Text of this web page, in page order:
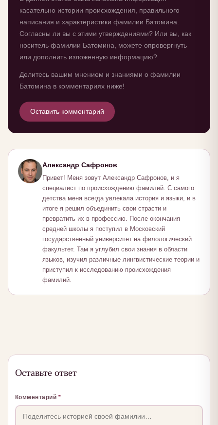
касательно истории происхождения, правильного
написания и характеристики фамилии Батомина.
Согласны ли вы с этими утверждениями? Или вы, как
носитель фамилии Батомина, можете опровергнуть
или дополнить изложенную информацию?
Делитесь вашим мнением и знаниями о фамилии
Батомина в комментариях ниже!
Оставить комментарий
Александр Сафронов
Привет! Меня зовут Александр Сафронов, и я
специалист по происхождению фамилий. С самого
детства меня всегда увлекала история и языки, и в
итоге я решил объединить свои страсти и
превратить их в профессию. После окончания
средней школы я поступил в Московский
государственный университет на филологический
факультет. Там я углубил свои знания в области
языков, изучил различные лингвистические теории и
приступил к исследованию происхождения
фамилий.
Оставьте ответ
Комментарий *